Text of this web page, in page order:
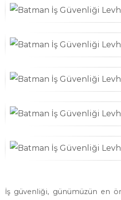
İş güvenliği, günümüzün en